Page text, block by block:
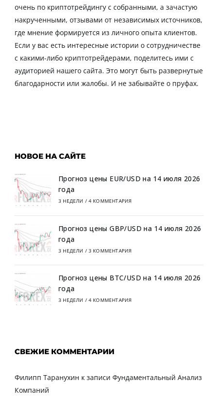
очень по криптотрейдингу с собранными, а зачастую
накрученными, отзывами от независимых источников,
где мнение формируется из личного опыта клиентов.
Если у вас есть интересные истории о сотрудничестве
с какими-либо криптотрейдерами, поделитесь ими с
аудиторией нашего сайта. Это могут быть развернутые
благодарности или жалобы. И не забывайте о пруфах.
НОВОЕ НА САЙТЕ
Прогноз цены EUR/USD на 14 июля 2026
года
3 НЕДЕЛИ / 4 КОММЕНТАРИЯ
Прогноз цены GBP/USD на 14 июля 2026
года
3 НЕДЕЛИ / 3 КОММЕНТАРИЯ
Прогноз цены BTC/USD на 14 июля 2026
года
3 НЕДЕЛИ / 4 КОММЕНТАРИЯ
СВЕЖИЕ КОММЕНТАРИИ
Филипп Таранухин к записи Фундаментальный Анализ
Компаний